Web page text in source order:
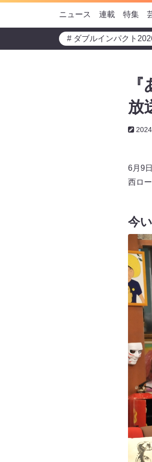
ニュース 連載 特集
# ダブルインパクト
放
6月9
西ロ
今